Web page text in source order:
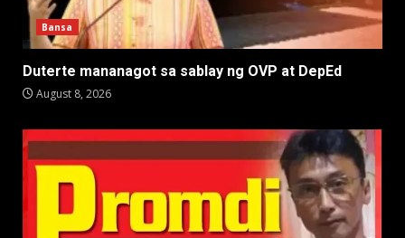
Bansa
Duterte mananagot sa sablay ng OVP at DepEd
August 8, 2026